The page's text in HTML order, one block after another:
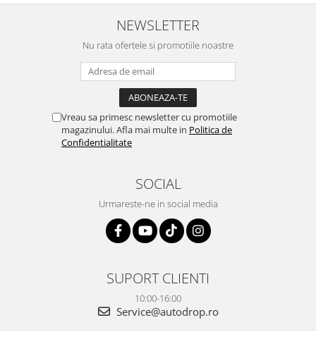
M-a indrumat pas cu pas si mi-a
atras atentia ca nu era conectat
cablul de video de la camera
serviabili, livrare rapidă, suport
tehnic, totul impecabil, o să revin
la ei și pentru vi...
NEWSLETTER
Nu rata ofertele si promotiile noastre
Vreau sa primesc newsletter cu promotiile
magazinului. Afla mai multe in Politica de
Confidentialitate
SOCIAL
Urmareste-ne in social media
SUPORT CLIENTI
10:00-16:00
Service@autodrop.ro